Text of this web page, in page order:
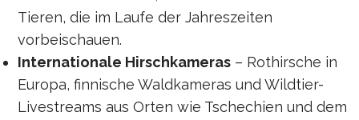
Tieren, die im Laufe der Jahreszeiten
vorbeischauen.
Internationale Hirschkameras– Rothirsche in
Europa, finnische Waldkameras und Wildtier-
Livestreams aus Orten wie Tschechien und dem